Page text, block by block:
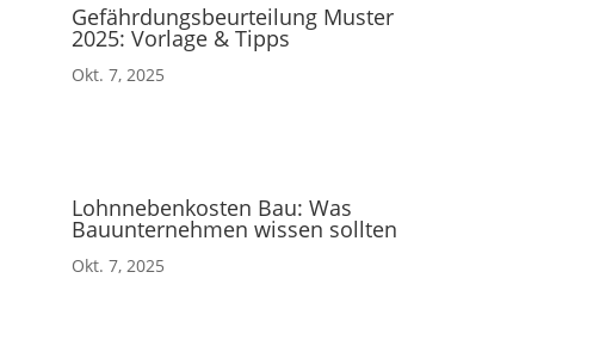
Gefährdungsbeurteilung Muster
2025: Vorlage & Tipps
Okt. 7, 2025
Lohnnebenkosten Bau: Was
Bauunternehmen wissen sollten
Okt. 7, 2025